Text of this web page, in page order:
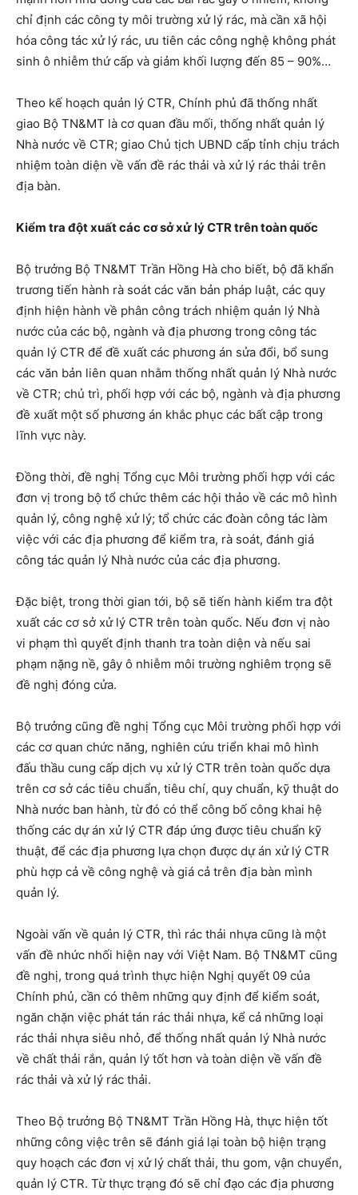
chỉ định các công ty môi trường xử lý rác, mà cần xã hội
hóa công tác xử lý rác, ưu tiên các công nghệ không phát
sinh ô nhiễm thứ cấp và giảm khối lượng đến 85 – 90%…
Theo kế hoạch quản lý CTR, Chính phủ đã thống nhất
giao Bộ TN&MT là cơ quan đầu mối, thống nhất quản lý
Nhà nước về CTR; giao Chủ tịch UBND cấp tỉnh chịu trách
nhiệm toàn diện về vấn đề rác thải và xử lý rác thải trên
địa bàn.
Kiểm tra đột xuất các cơ sở xử lý CTR trên toàn quốc
Bộ trưởng Bộ TN&MT Trần Hồng Hà cho biết, bộ đã khẩn
trương tiến hành rà soát các văn bản pháp luật, các quy
định hiện hành về phân công trách nhiệm quản lý Nhà
nước của các bộ, ngành và địa phương trong công tác
quản lý CTR để đề xuất các phương án sửa đổi, bổ sung
các văn bản liên quan nhằm thống nhất quản lý Nhà nước
về CTR; chủ trì, phối hợp với các bộ, ngành và địa phương
đề xuất một số phương án khắc phục các bất cập trong
lĩnh vực này.
Đồng thời, đề nghị Tổng cục Môi trường phối hợp với các
đơn vị trong bộ tổ chức thêm các hội thảo về các mô hình
quản lý, công nghệ xử lý; tổ chức các đoàn công tác làm
việc với các địa phương để kiểm tra, rà soát, đánh giá
công tác quản lý Nhà nước của các địa phương.
Đặc biệt, trong thời gian tới, bộ sẽ tiến hành kiểm tra đột
xuất các cơ sở xử lý CTR trên toàn quốc. Nếu đơn vị nào
vi phạm thì quyết định thanh tra toàn diện và nếu sai
phạm nặng nề, gây ô nhiễm môi trường nghiêm trọng sẽ
đề nghị đóng cửa.
Bộ trưởng cũng đề nghị Tổng cục Môi trường phối hợp với
các cơ quan chức năng, nghiên cứu triển khai mô hình
đấu thầu cung cấp dịch vụ xử lý CTR trên toàn quốc dựa
trên cơ sở các tiêu chuẩn, tiêu chí, quy chuẩn, kỹ thuật do
Nhà nước ban hành, từ đó có thể công bố công khai hệ
thống các dự án xử lý CTR đáp ứng được tiêu chuẩn kỹ
thuật, để các địa phương lựa chọn được dự án xử lý CTR
phù hợp cả về công nghệ và giá cả trên địa bàn mình
quản lý.
Ngoài vấn về quản lý CTR, thì rác thải nhựa cũng là một
vấn đề nhức nhối hiện nay với Việt Nam. Bộ TN&MT cũng
đề nghị, trong quá trình thực hiện Nghị quyết 09 của
Chính phủ, cần có thêm những quy định để kiểm soát,
ngăn chặn việc phát tán rác thải nhựa, kể cả những loại
rác thải nhựa siêu nhỏ, để thống nhất quản lý Nhà nước
về chất thải rắn, quản lý tốt hơn và toàn diện về vấn đề
rác thải và xử lý rác thải.
Theo Bộ trưởng Bộ TN&MT Trần Hồng Hà, thực hiện tốt
những công việc trên sẽ đánh giá lại toàn bộ hiện trạng
quy hoạch các đơn vị xử lý chất thải, thu gom, vận chuyển,
quản lý CTR. Từ thực trạng đó sẽ chỉ đạo các địa phương